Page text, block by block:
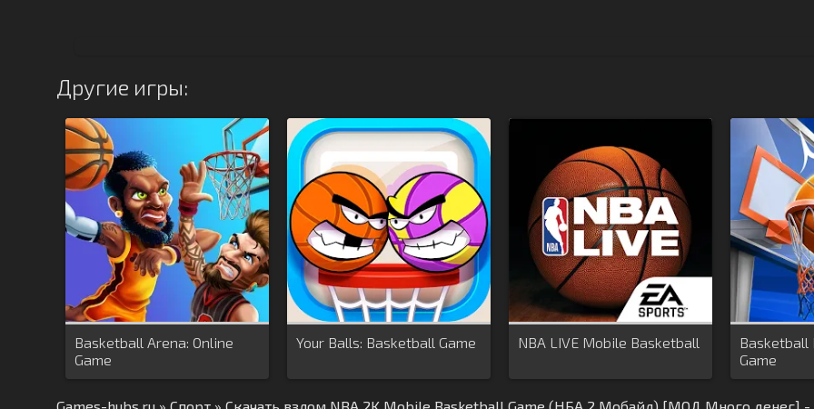
Другие игры:
Basketball Arena: Online
Game
Your Balls: Basketball Game NBA LIVE Mobile Basketball
Basketball
Game